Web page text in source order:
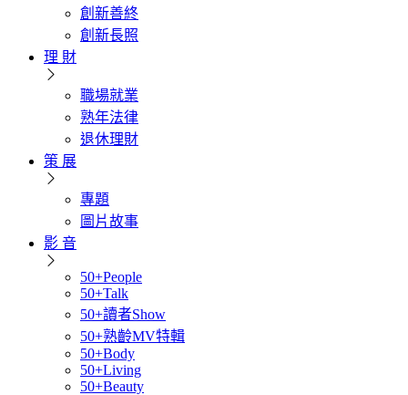
創新善終
創新長照
理 財
職場就業
熟年法律
退休理財
策 展
專題
圖片故事
影 音
50+People
50+Talk
50+讀者Show
50+熟齡MV特輯
50+Body
50+Living
50+Beauty